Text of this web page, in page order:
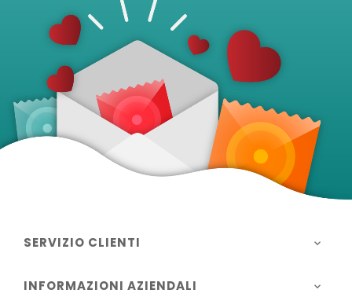
SERVIZIO CLIENTI 
INFORMAZIONI AZIENDALI 